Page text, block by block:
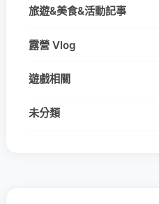
旅遊&美食&活動記事
露營 Vlog
遊戲相關
未分類